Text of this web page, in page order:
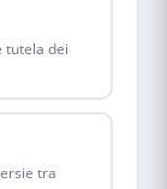
tutela dei
tra